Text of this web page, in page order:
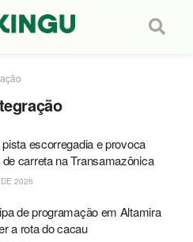
escorregadia e provoca
carreta na Transamazônica
2026
de programação em Altamira
a rota do cacau